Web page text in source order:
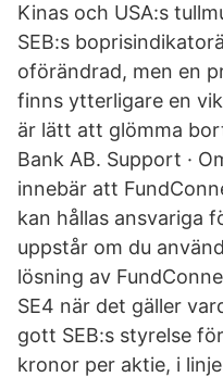
Kinas och USA:s
SEB:s
oförändrad, men en
finns ytterligare en
är lätt att glömma
Bank AB. Support ·
innebär att
kan hållas ansvariga
uppstår om du
lösning av
SE4 när det gäller
gott SEB:s styrelse
kronor per aktie, i